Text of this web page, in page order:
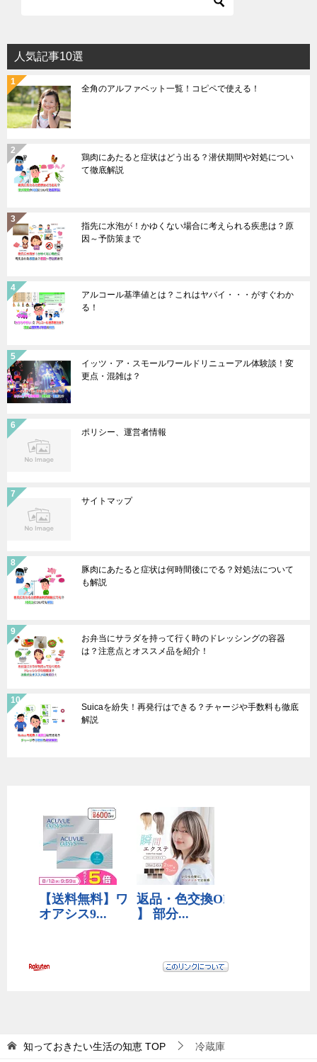
人気記事10選
全角のアルファベット一覧！コピペで使える！
鶏肉にあたると症状はどう出る？潜伏期間や対処につい
て徹底解説
指先に水泡が！かゆくない場合に考えられる疾患は？原
因～予防策まで
アルコール基準値とは？これはヤバイ・・・がすぐわか
る！
イッツ・ア・スモールワールドリニューアル体験談！変
更点・混雑は？
ポリシー、運営者情報
サイトマップ
豚肉にあたると症状は何時間後にでる？対処法について
も解説
お弁当にサラダを持って行く時のドレッシングの容器
は？注意点とオススメ品を紹介！
Suicaを紛失！再発行はできる？チャージや手数料も徹底
解説
知っておきたい生活の知恵 TOP 冷蔵庫